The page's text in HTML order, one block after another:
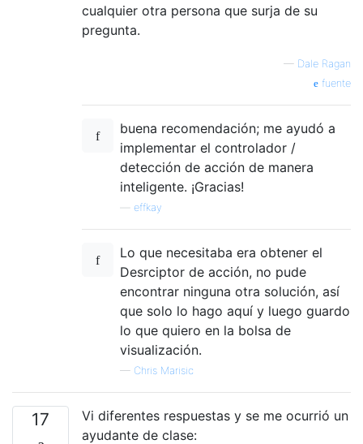
cualquier otra persona que surja de su
pregunta.
— Dale Ragan
fuente
buena recomendación; me ayudó a
implementar el controlador /
detección de acción de manera
inteligente. ¡Gracias!
effkay
Lo que necesitaba era obtener el
Desrciptor de acción, no pude
encontrar ninguna otra solución, así
que solo lo hago aquí y luego guardo
lo que quiero en la bolsa de
visualización.
— Chris Marisic
17
Vi diferentes respuestas y se me ocurrió un
ayudante de clase: